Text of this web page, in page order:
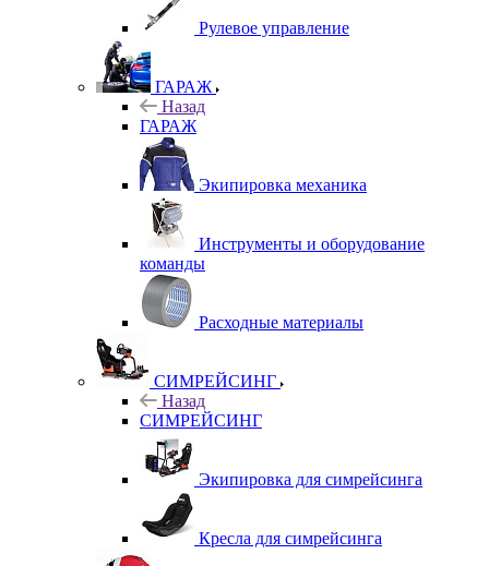
Рулевое управление
ГАРАЖ
Назад
ГАРАЖ
Экипировка механика
Инструменты и оборудование
команды
Расходные материалы
СИМРЕЙСИНГ
Назад
СИМРЕЙСИНГ
Экипировка для симрейсинга
Кресла для симрейсинга